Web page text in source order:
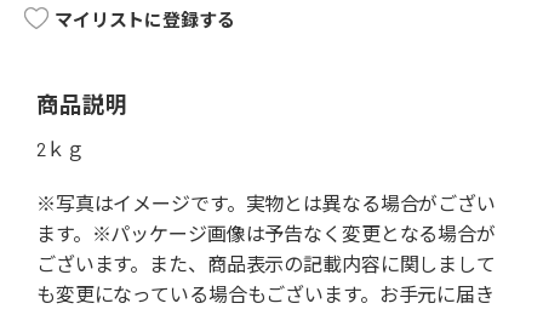
マイリストに登録する
商品説明
2ｋｇ
※写真はイメージです。実物とは異なる場合がござい
ます。※パッケージ画像は予告なく変更となる場合が
ございます。また、商品表示の記載内容に関しまして
も変更になっている場合もございます。お手元に届き